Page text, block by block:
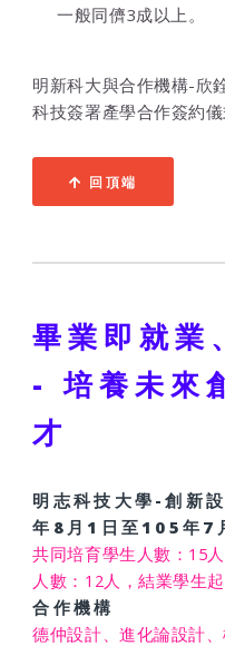
一般同儕3成以上。
明新科大與合作機構-欣
科技簽署產學合作簽約
回頂端
畢業即就業
- 培養未來
才
明志科技大學-創新
年8月1日至105年7
共同培育學生人數：15
人數：12人，結業學生
合作機構
德仲設計、進化論設計